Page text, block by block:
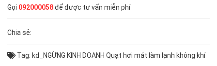
Gọi 092000058để được tư vấn miễn phí
Chia sẻ:
Tag: kd_NGỪNG KINH DOANH Quạt hơi mát làm lạnh không khí